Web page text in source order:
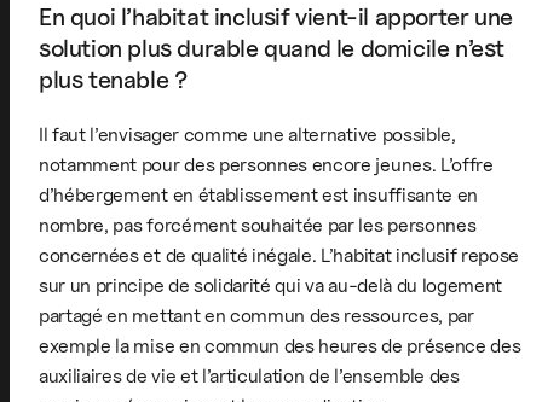
En quoi l’habitat inclusif vient-il apporter une
solution plus durable quand le domicile n’est
plus tenable ?
Il faut l’envisager comme une alternative possible,
notamment pour des personnes encore jeunes. L’offre
d’hébergement en établissement est insuffisante en
nombre, pas forcément souhaitée par les personnes
concernées et de qualité inégale. L’habitat inclusif repose
sur un principe de solidarité qui va au-delà du logement
partagé en mettant en commun des ressources, par
exemple la mise en commun des heures de présence des
auxiliaires de vie et l’articulation de l’ensemble des